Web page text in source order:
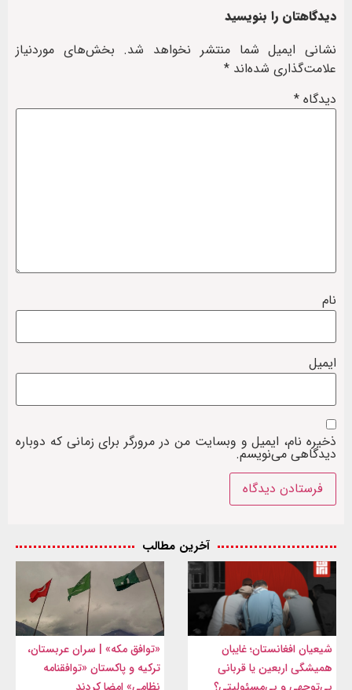
دیدگاهتان را بنویسید
نشانی ایمیل شما منتشر نخواهد شد. بخش‌های موردنیاز
علامت‌گذاری شده‌اند *
دیدگاه *
نام
ایمیل
ذخیره نام، ایمیل و وبسایت من در مرورگر برای زمانی که دوباره
دیدگاهی می‌نویسم.
آخرین مطالب
شیعیان افغانستان؛ غایبان
همیشگی اربعین یا قربانی
«توافق مکه» | سران عربستان،
ترکیه و پاکستان «توافقنامه